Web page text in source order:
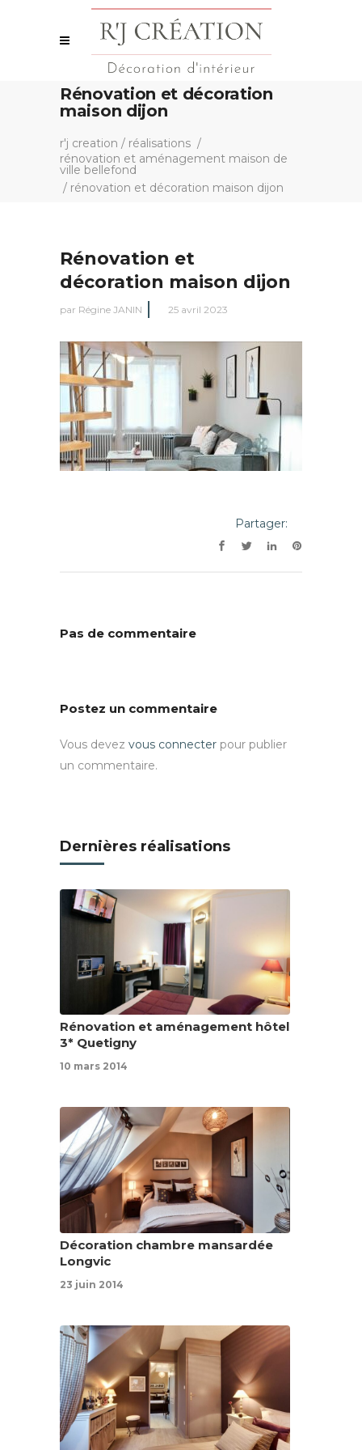
Rénovation et décoration
maison dijon
r'j creation / réalisations /
rénovation et aménagement maison de
ville bellefond
/ rénovation et décoration maison dijon
Rénovation et
décoration maison dijon
par Régine JANIN 25 avril 2023
Partager:
Pas de commentaire
Postez un commentaire
Vous devez vous connecter pour publier
un commentaire.
Dernières réalisations
Rénovation et aménagement hôtel
3* Quetigny
10 mars 2014
Décoration chambre mansardée
Longvic
23 juin 2014